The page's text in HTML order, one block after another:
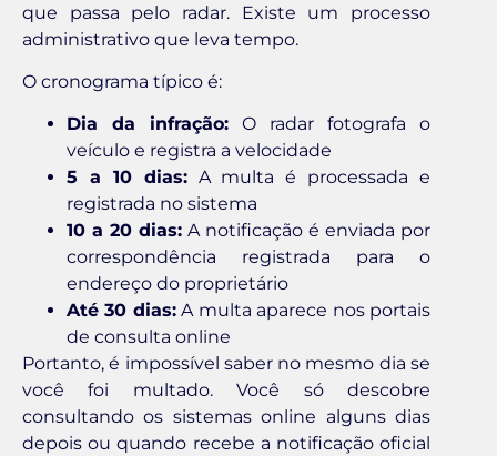
que passa pelo radar. Existe um processo
administrativo que leva tempo.
O cronograma típico é:
Dia da infração: O radar fotografa o
veículo e registra a velocidade
5 a 10 dias:A multa é processada e
registrada no sistema
10 a 20 dias: A notificação é enviada por
correspondência registrada para o
endereço do proprietário
Até 30 dias:A multa aparece nos portais
de consulta online
Portanto, é impossível saber no mesmo dia se
você foi multado. Você só descobre
consultando os sistemas online alguns dias
depois ou quando recebe a notificação oficial